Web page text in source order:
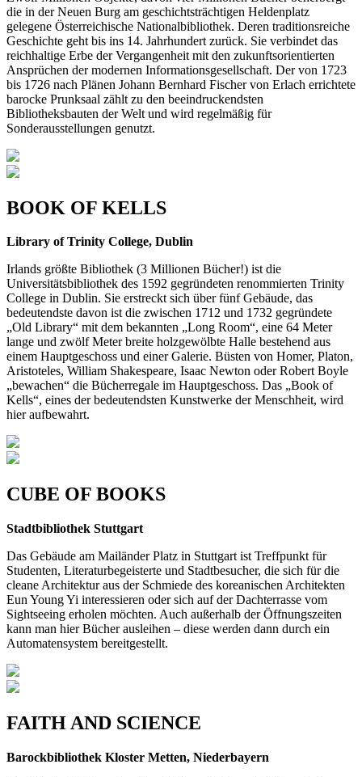
die in der Neuen Burg am ge­schichtsträchtigen Heldenplatz
gelegene Österreichische Nationalbibliothek. Deren traditionsreiche
Geschichte geht bis ins 14. Jahrhundert zurück. Sie verbindet das
reichhaltige Erbe der Vergangen­heit mit den zukunftsorientierten
Ansprüchen der modernen Informationsgesellschaft. Der von 1723
bis 1726 nach Plänen Johann Bernhard Fischer von Erlach errichtete
barocke Prunksaal zählt zu den beeindruckendsten
Bibliotheksbauten der Welt und wird regelmäßig für
Sonderausstellungen genutzt.
BOOK OF KELLS
Library of Trinity College, Dublin
Irlands größte Bibliothek (3 Millionen Bücher!) ist die
Universitätsbibliothek des 1592 gegründeten renommierten Trinity
College in Dublin. Sie erstreckt sich über fünf Gebäude, das
bedeutendste davon ist die zwischen 1712 und 1732 gegründete
„Old Library“ mit dem bekannten „Long Room“, eine 64 Meter
lange und zwölf Meter breite holzgewölbte Halle bestehend aus
einem Hauptge­schoss und einer Galerie. Büsten von Homer, Platon,
Aristoteles, William Shakespeare, Isaac Newton oder Robert Boyle
„bewa­chen“ die Bücherregale im Hauptgeschoss. Das „Book of
Kells“, eines der bedeutendsten Kunstwerke der Menschheit, wird
hier aufbewahrt.
CUBE OF BOOKS
Stadtbibliothek Stuttgart
Das Gebäude am Mailänder Platz in Stutt­gart ist Treffpunkt für
Studenten, Literatur­begeisterte und Stadtbesucher, die sich für die
cleane Architektur aus der Schmiede des koreanischen Architekten
Eun Young Yi interessieren oder sich auf der Dachterrasse vom
Sightseeing erholen möchten. Auch au­ßerhalb der Öffnungszeiten
kann man hier Bücher ausleihen – diese werden dann durch ein
Automatensystem bereitgestellt.
FAITH AND SCIENCE
Barockbibliothek Kloster Metten, Niederbayern